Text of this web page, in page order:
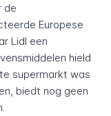
de
Europese
Lidl een
hield
supermarkt was
biedt nog geen